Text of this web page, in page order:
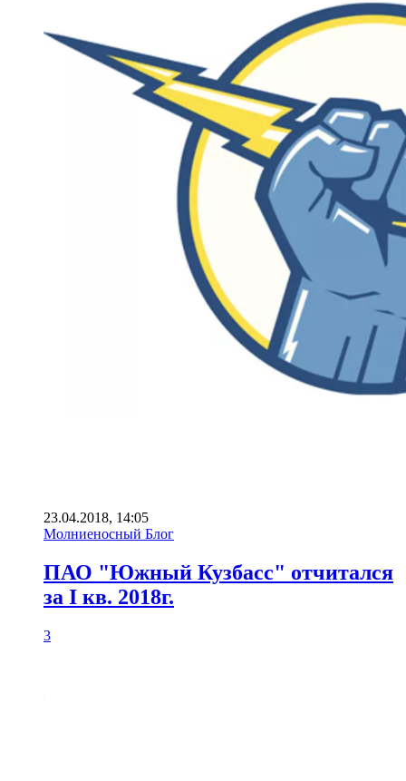
23.04.2018, 14:05
Молниеносный Блог
ПАО "Южный Кузбасс" отчитался
за I кв. 2018г.
3